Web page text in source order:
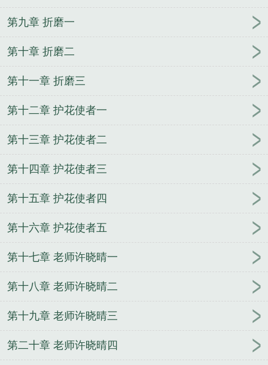
第九章 折磨一
第十章 折磨二
第十一章 折磨三
第十二章 护花使者一
第十三章 护花使者二
第十四章 护花使者三
第十五章 护花使者四
第十六章 护花使者五
第十七章 老师许晓晴一
第十八章 老师许晓晴二
第十九章 老师许晓晴三
第二十章 老师许晓晴四